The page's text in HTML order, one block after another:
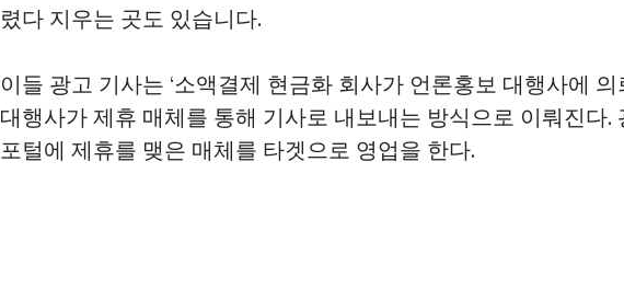
렸다 지우는 곳도 있습니다.
이들 광고 기사는 ‘소액결제 현금화 회사가 언론홍보 대행사에
대행사가 제휴 매체를 통해 기사로 내보내는 방식으로 이뤄진다.
포털에 제휴를 맺은 매체를 타겟으로 영업을 한다.